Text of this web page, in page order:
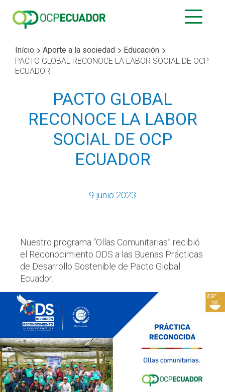
Início Aporte a la sociedad
Educación
PACTO GLOBAL RECONOCE LA LABOR SOCIAL DE OCP
ECUADOR
PACTO GLOBAL
RECONOCE LA LABOR
SOCIAL DE OCP
ECUADOR
9 junio 2023
Nuestro programa “Ollas Comunitarias” recibió
el Reconocimiento ODS a las Buenas Prácticas
de Desarrollo Sostenible de Pacto Global
Ecuador.